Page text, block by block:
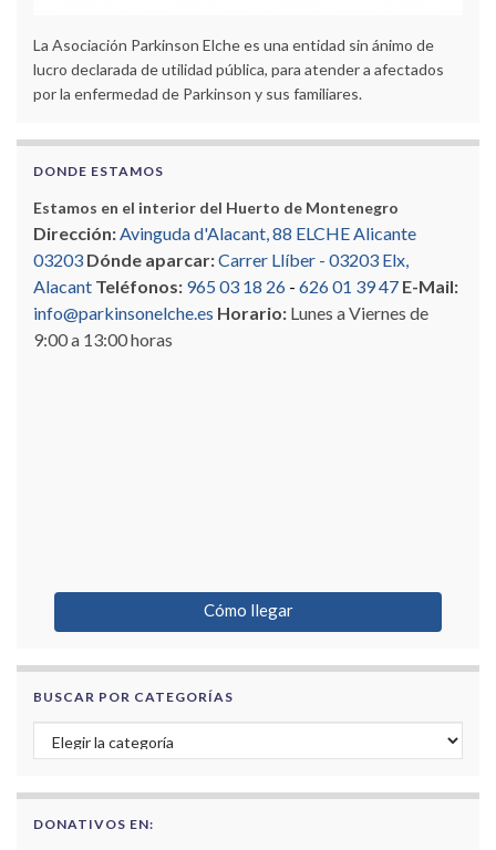
La Asociación Parkinson Elche es una entidad sin ánimo de
lucro declarada de utilidad pública, para atender a afectados
por la enfermedad de Parkinson y sus familiares.
DONDE ESTAMOS
Estamos en el interior del Huerto de Montenegro
Dirección:Avinguda d'Alacant, 88 ELCHE Alicante
03203 Dónde aparcar:Carrer Llíber - 03203 Elx,
Alacant Teléfonos: 965 03 18 26 - 626 01 39 47 E-Mail:
info@parkinsonelche.es Horario: Lunes a Viernes de
9:00 a 13:00 horas
Cómo llegar
BUSCAR POR CATEGORÍAS
Buscar por categorías
DONATIVOS EN: